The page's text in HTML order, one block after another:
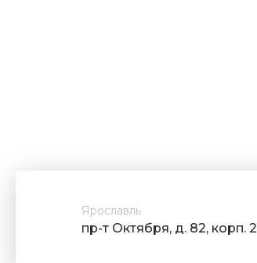
Ярославль
пр-т Октября, д. 82, корп. 2